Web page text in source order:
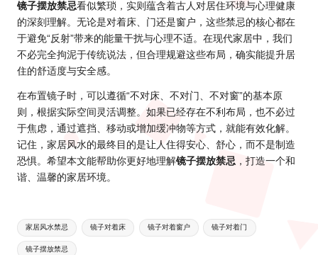
镜子摆放禁忌看似繁琐，实则蕴含着古人对居住环境与心理健康
的深刻理解。无论是对着床、门还是窗户，这些禁忌的核心都在
于避免“反射”带来的能量干扰与心理不适。在现代家居中，我们
不必完全拘泥于传统说法，但合理规避这些布局，确实能提升居
住的舒适度与安全感。
在布置镜子时，可以遵循“不对床、不对门、不对窗”的基本原
则，根据实际空间灵活调整。如果已经存在不利布局，也不必过
于焦虑，通过遮挡、移动或增加缓冲物等方式，就能有效化解。
记住，家居风水的最终目的是让人住得安心、舒心，而不是制造
恐惧。希望本文能帮助你更好地理解镜子摆放禁忌 ，打造一个和
谐、温馨的家居环境。
Tags:
家居风水禁忌 镜子对着床 镜子对着窗户 镜子对着门
镜子摆放禁忌